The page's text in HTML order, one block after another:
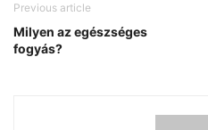
Previous article
Milyen az egészséges
fogyás?